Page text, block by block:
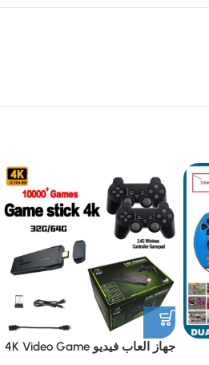
جهاز العاب فيديو 4K Video Game